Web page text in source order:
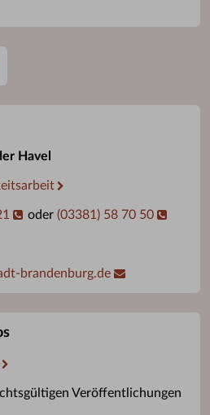
Havel
oder (03381) 58 70 50
brandenburg.de
Veröffentlichungen